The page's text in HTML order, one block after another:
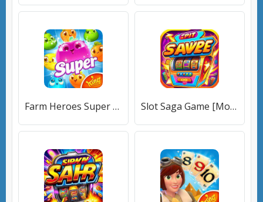
Farm Heroes Super Saga [Много денег] Slot Saga Game [Мод меню]